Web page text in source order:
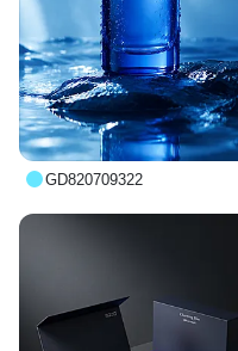
GD820709322